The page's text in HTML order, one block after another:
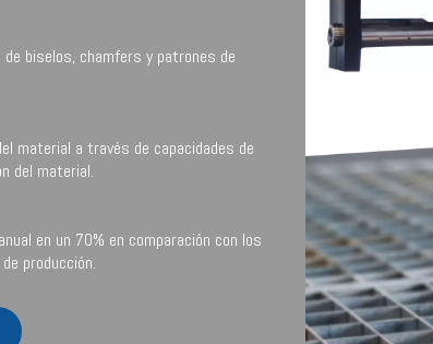
biselos, chamfers y patrones de
material a través de capacidades de
del material.
en un 70% en comparación con los
producción.